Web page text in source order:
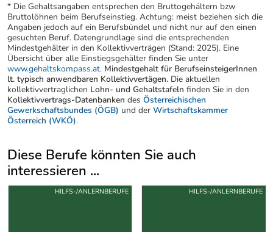
* Die Gehaltsangaben entsprechen den Bruttogehältern bzw
Bruttolöhnen beim Berufseinstieg. Achtung: meist beziehen sich die
Angaben jedoch auf ein Berufsbündel und nicht nur auf den einen
gesuchten Beruf. Datengrundlage sind die entsprechenden
Mindestgehälter in den Kollektivverträgen (Stand: 2025). Eine
Übersicht über alle Einstiegsgehälter finden Sie unter
www.gehaltskompass.at. Mindestgehalt für BerufseinsteigerInnen
lt. typisch anwendbaren Kollektivvertägen. Die aktuellen
kollektivvertraglichen Lohn- und Gehaltstafeln finden Sie in den
Kollektivvertrags-Datenbanken des Österreichischen
Gewerkschaftsbundes (ÖGB) und der Wirtschaftskammer
Österreich (WKÖ).
Diese Berufe könnten Sie auch
interessieren ...
Uber weitere Berufsvorschläge
HILFS-/ANLERNBERUFE HILFS-/ANLERNBERUFE